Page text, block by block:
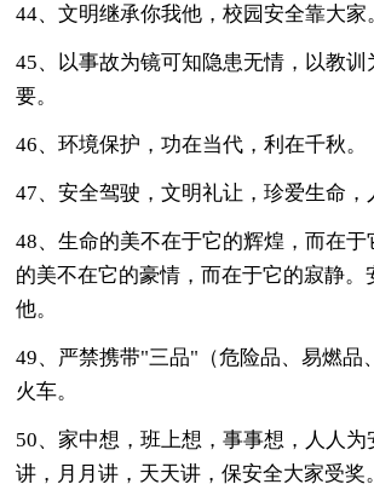
44、文明继承你我他，校园安全靠大家
45、以事故为镜可知隐患无情，以教
要。
46、环境保护，功在当代，利在千秋。
47、安全驾驶，文明礼让，珍爱生命，
48、生命的美不在于它的辉煌，而在于
的美不在它的豪情，而在于它的寂静。
他。
49、严禁携带"三品"（危险品、易燃品
火车。
50、家中想，班上想，事事想，人人为
讲，月月讲，天天讲，保安全大家受奖。